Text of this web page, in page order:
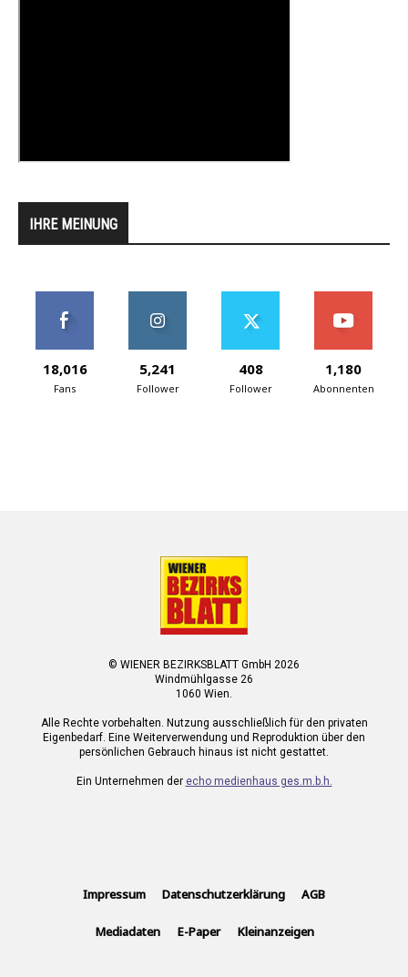
IHRE MEINUNG
18,016
Fans
5,241
Follower
408
Follower
1,180
Abonnenten
© WIENER BEZIRKSBLATT GmbH 2026
Windmühlgasse 26
1060 Wien.
Alle Rechte vorbehalten. Nutzung ausschließlich für den privaten
Eigenbedarf. Eine Weiterverwendung und Reproduktion über den
persönlichen Gebrauch hinaus ist nicht gestattet.
Ein Unternehmen der echo medienhaus ges.m.b.h.
Impressum Datenschutzerklärung AGB
Mediadaten E-Paper Kleinanzeigen